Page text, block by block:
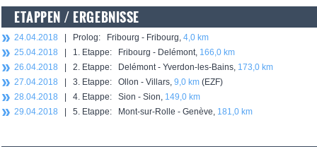
ETAPPEN / ERGEBNISSE
24.04.2018 | Prolog: Fribourg - Fribourg, 4,0 km
25.04.2018 | 1. Etappe: Fribourg - Delémont, 166,0 km
26.04.2018 | 2. Etappe: Delémont - Yverdon-les-Bains, 173,0 km
27.04.2018 | 3. Etappe: Ollon - Villars, 9,0 km (EZF)
28.04.2018 | 4. Etappe: Sion - Sion, 149,0 km
29.04.2018 | 5. Etappe: Mont-sur-Rolle - Genève, 181,0 km